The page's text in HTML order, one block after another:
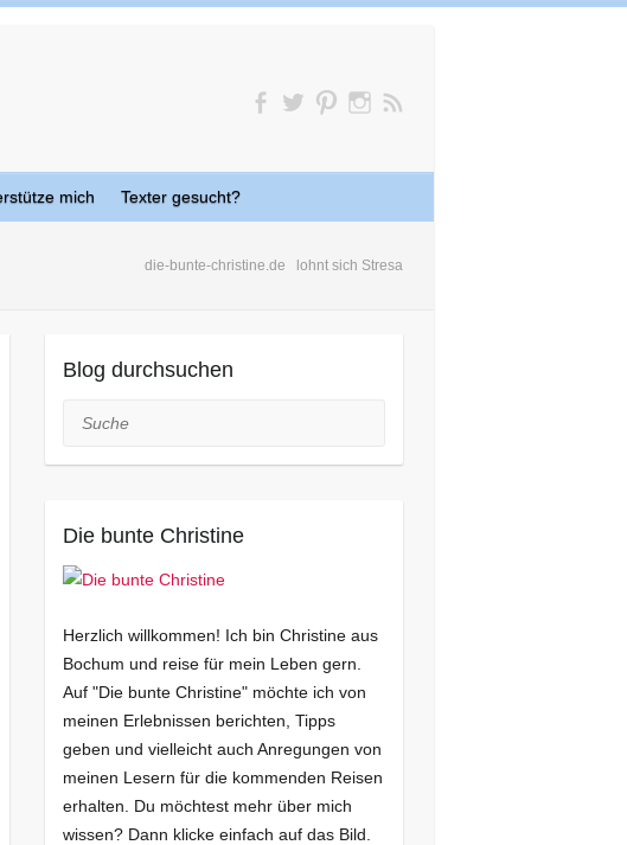
mich Texter gesucht?
die-bunte-christine.de lohnt sich Stresa
Blog durchsuchen
Suche
Die bunte Christine
Herzlich willkommen! Ich bin Christine aus
Bochum und reise für mein Leben gern.
Auf "Die bunte Christine" möchte ich von
meinen Erlebnissen berichten, Tipps
geben und vielleicht auch Anregungen von
meinen Lesern für die kommenden Reisen
erhalten. Du möchtest mehr über mich
wissen? Dann klicke einfach auf das Bild.